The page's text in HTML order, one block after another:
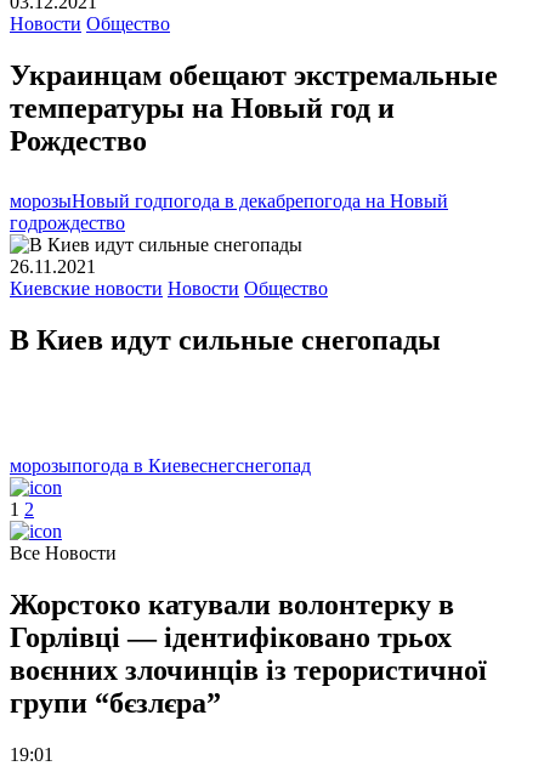
Новости Общество
Украинцам обещают экстремальные
температуры на Новый год и
Рождество
морозыНовый годпогода в декабрепогода на Новый
годрождество
26.11.2021
Киевские новости Новости Общество
В Киев идут сильные снегопады
морозыпогода в Киевеснегснегопад
1 2
Все Новости
Жорстоко катували волонтерку в
Горлівці — ідентифіковано трьох
воєнних злочинців із терористичної
групи “бєзлєра”
19:01